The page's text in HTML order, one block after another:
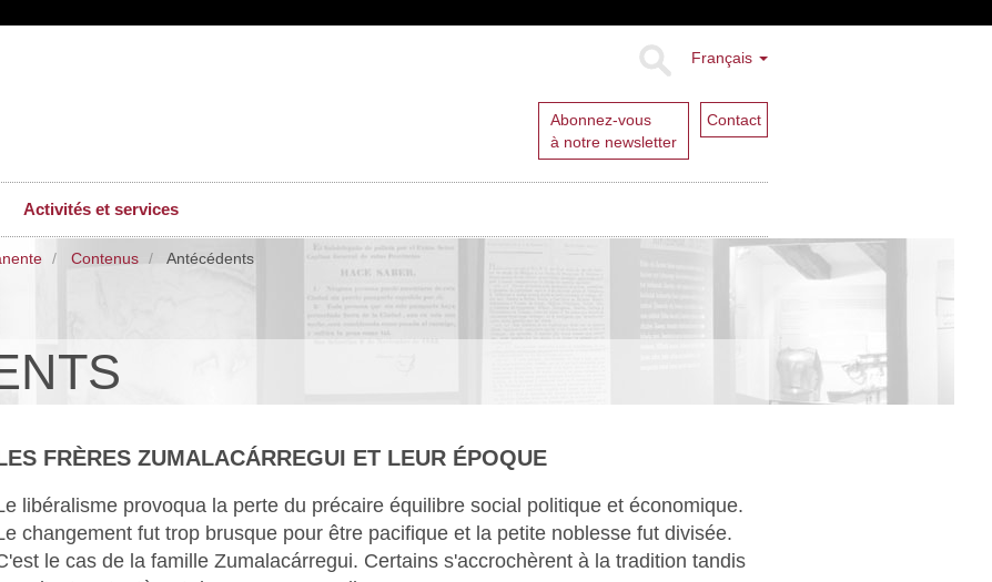
Français
Abonnez-vous
à notre newsletter
Contact
Activités et services
Contenus Antécédents
FRÈRES ZUMALACÁRREGUI ET LEUR ÉPOQUE
libéralisme provoqua la perte du précaire équilibre social politique et économique.
changement fut trop brusque pour être pacifique et la petite noblesse fut divisée.
le cas de la famille Zumalacárregui. Certains s'accrochèrent à la tradition tandis